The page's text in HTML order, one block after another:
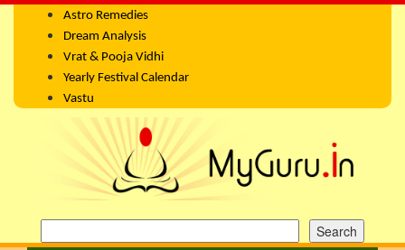
Astro Remedies
Dream Analysis
Vrat & Pooja Vidhi
Yearly Festival Calendar
Vastu